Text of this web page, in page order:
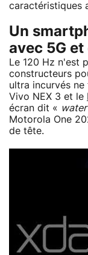
caractéristiques
Un
avec 5G et
Le 120 Hz n'est
constructeurs
ultra incurvés
Vivo NEX 3 et le
écran dit «
Motorola One
de tête.